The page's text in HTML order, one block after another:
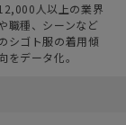
人以上の業界
職種、シーンなど
シゴト服の着用傾
をデータ化。